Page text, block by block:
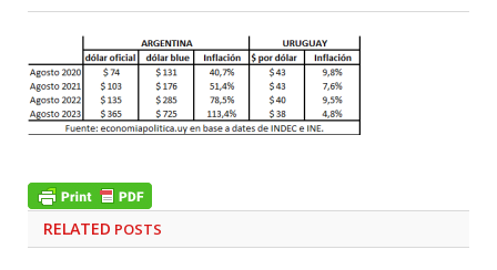
RELATED POSTS